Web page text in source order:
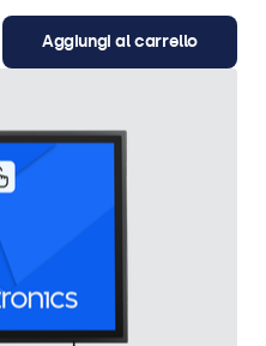
Aggiungi al carrello